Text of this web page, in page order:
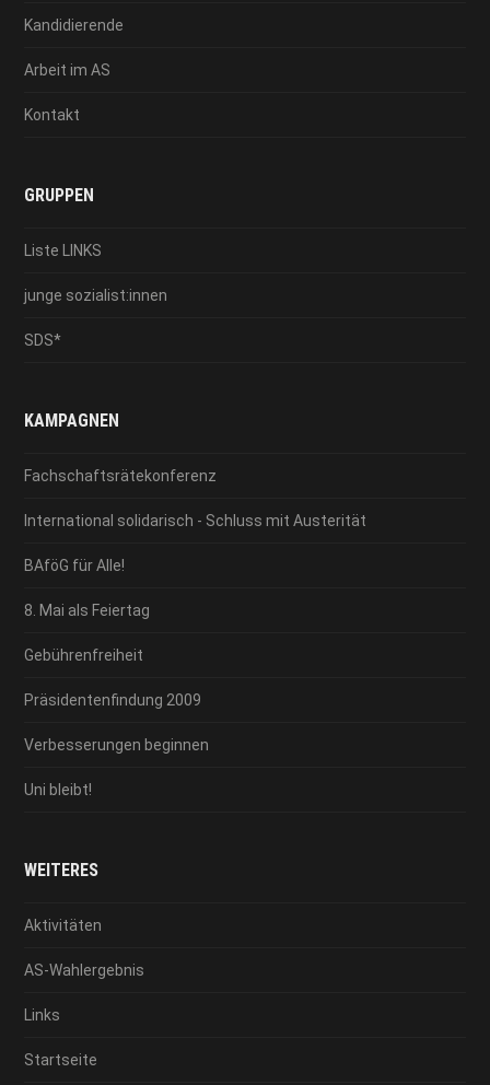
Kandidierende
Arbeit im AS
Kontakt
GRUPPEN
Liste LINKS
junge sozialist:innen
SDS*
KAMPAGNEN
Fachschaftsrätekonferenz
International solidarisch - Schluss mit Austerität
BAföG für Alle!
8. Mai als Feiertag
Gebührenfreiheit
Präsidentenfindung 2009
Verbesserungen beginnen
Uni bleibt!
WEITERES
Aktivitäten
AS-Wahlergebnis
Links
Startseite